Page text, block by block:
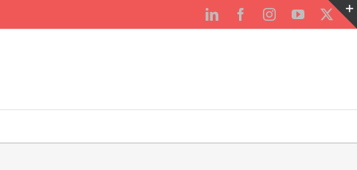
LinkedInFacebookInstagramYouTube
X